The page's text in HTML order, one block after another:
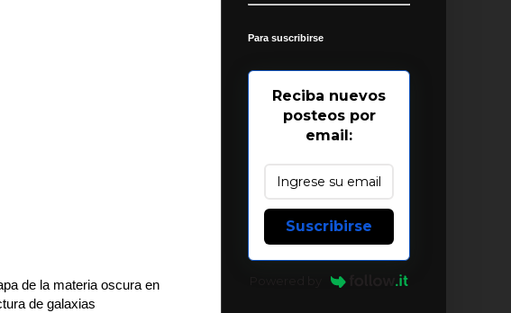
de la materia oscura en
de galaxias
Para suscribirse
Reciba nuevos
posteos por
email:
Suscribirse